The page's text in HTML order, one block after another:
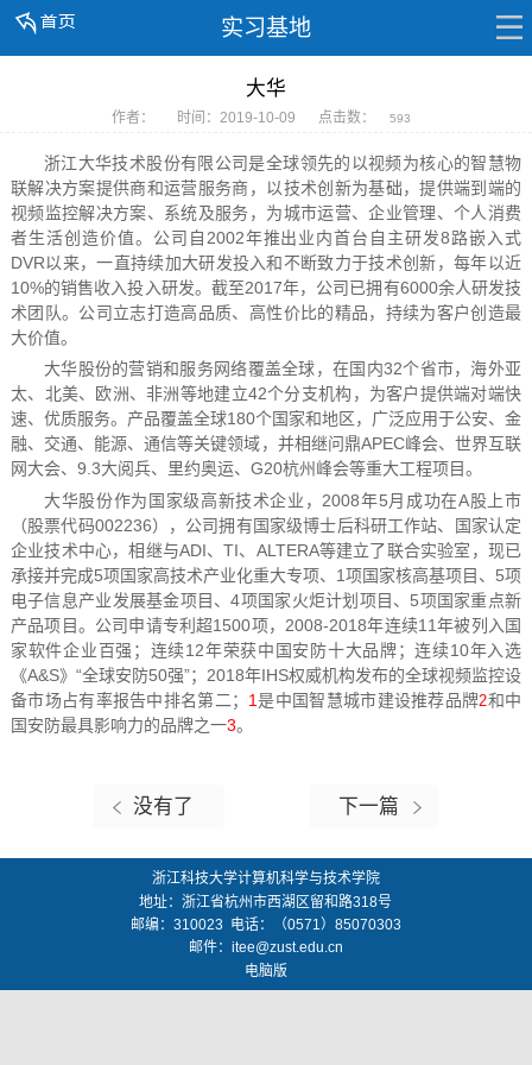
实习基地
大华
作者： 时间：2019-10-09 点击数： 593
浙江大华技术股份有限公司是全球领先的以视频为核心的智慧物
联解决方案提供商和运营服务商，以技术创新为基础，提供端到端的
视频监控解决方案、系统及服务，为城市运营、企业管理、个人消费
者生活创造价值。公司自2002年推出业内首台自主研发8路嵌入式
DVR以来，一直持续加大研发投入和不断致力于技术创新，每年以近
10%的销售收入投入研发。截至2017年，公司已拥有6000余人研发技
术团队。公司立志打造高品质、高性价比的精品，持续为客户创造最
大价值。
大华股份的营销和服务网络覆盖全球，在国内32个省市，海外亚
太、北美、欧洲、非洲等地建立42个分支机构，为客户提供端对端快
速、优质服务。产品覆盖全球180个国家和地区，广泛应用于公安、金
融、交通、能源、通信等关键领域，并相继问鼎APEC峰会、世界互联
网大会、9.3大阅兵、里约奥运、G20杭州峰会等重大工程项目。
大华股份作为国家级高新技术企业，2008年5月成功在A股上市
（股票代码002236），公司拥有国家级博士后科研工作站、国家认定
企业技术中心，相继与ADI、TI、ALTERA等建立了联合实验室，现已
承接并完成5项国家高技术产业化重大专项、1项国家核高基项目、5项
电子信息产业发展基金项目、4项国家火炬计划项目、5项国家重点新
产品项目。公司申请专利超1500项，2008-2018年连续11年被列入国
家软件企业百强；连续12年荣获中国安防十大品牌；连续10年入选
《A&S》“全球安防50强”； 2018年IHS权威机构发布的全球视频监控设
备市场占有率报告中排名第二； 1是中国智慧城市建设推荐品牌2和中
国安防最具影响力的品牌之一3。
没有了 下一篇
浙江科技大学计算机科学与技术学院
地址：浙江省杭州市西湖区留和路318号
邮编： 310023 电话：（0571）85070303
邮件： itee@zust.edu.cn
电脑版